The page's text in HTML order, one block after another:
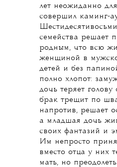
лет неожиданно
совершил каминг-
семейства решает
родным, что всю
женщиной в
детей и без
полно хлопот:
дочь теряет
брак трещит по
напротив, решает
а младшая дочь
своих фантазий и
Им непросто
вместо отца у них
мать, но